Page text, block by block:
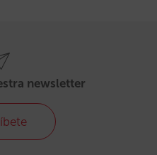
newsletter